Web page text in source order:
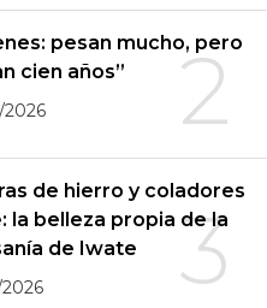
2
pesan mucho, pero
cien años”
3
de hierro y coladores
la belleza propia de la
de Iwate